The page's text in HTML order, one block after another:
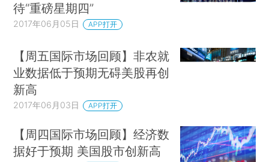
待“重磅星期四”
2017年06月05日 APP打开
【周五国际市场回顾】非农就
业数据低于预期无碍美股再创
新高
2017年06月03日 APP打开
【周四国际市场回顾】经济数
据好于预期 美国股市创新高